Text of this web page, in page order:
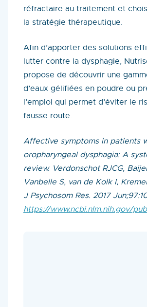
réfractaire au traitement et
la stratégie thérapeutique.
Afin d’apporter des solutions
lutter contre la dysphagie,
propose de découvrir une
d’eaux gélifiées en poudre ou
l’emploi qui permet d’éviter le
fausse route.
Affective symptoms in patients
oropharyngeal dysphagia: A
review. Verdonschot RJCG,
Vanbelle S, van de Kolk I,
J Psychosom Res. 2017
https://www.ncbi.nlm.nih.gov/